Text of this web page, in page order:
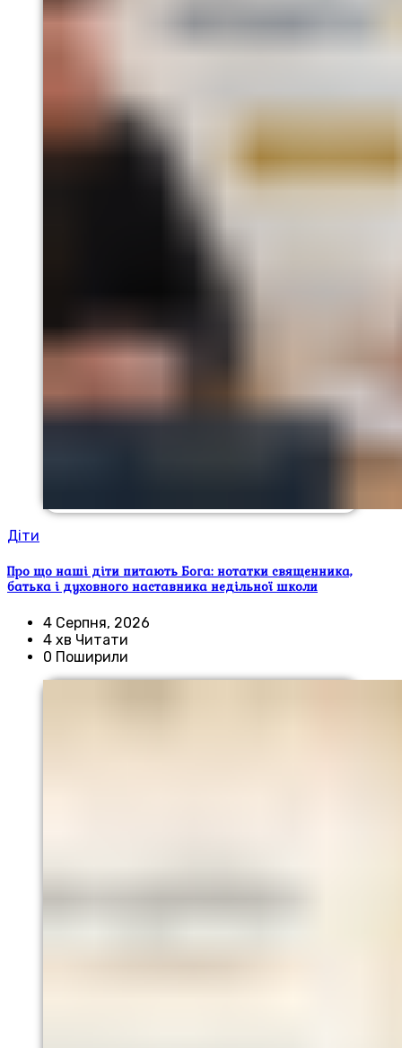
Діти
Про що наші діти питають Бога: нотатки священника,
батька і духовного наставника недільної школи
4 Серпня, 2026
4 хв Читати
0 Поширили